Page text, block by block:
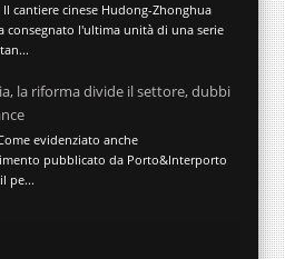
Il cantiere cinese Hudong-Zhonghua
consegnato l'ultima unità di una serie
la riforma divide il settore, dubbi
evidenziato anche
pubblicato da Porto&Interporto
pe...